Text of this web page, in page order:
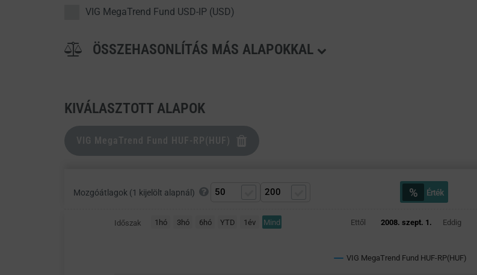
VIG MegaTrend Fund USD-IP (USD)
ÖSSZEHASONLÍTÁS MÁS ALAPOKKAL
KIVÁLASZTOTT ALAPOK
VIG MegaTrend Fund HUF-RP(HUF)
Mozgóátlagok (1 kijelölt alapnál) % Érték
Időszak 1hó 3hó 6hó YTD 1év Mind Ettől 2008. szept. 1. Eddig
VIG MegaTrend Fund HUF-RP(HUF)